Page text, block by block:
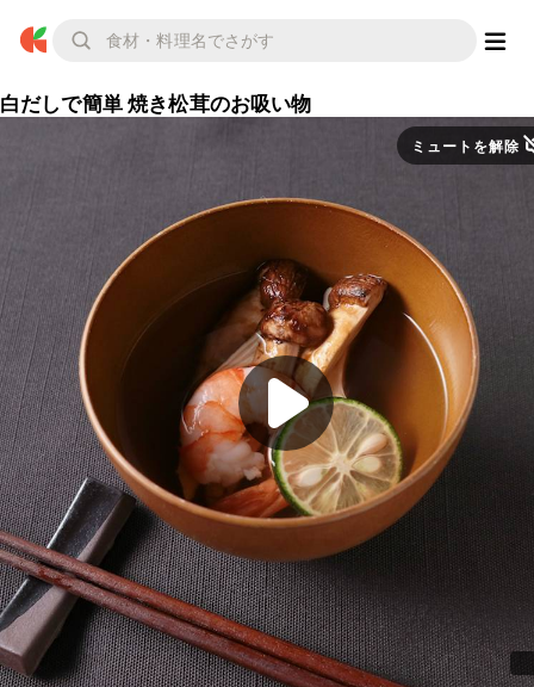
白だしで簡単 焼き松茸のお吸い物
ミュートを解除